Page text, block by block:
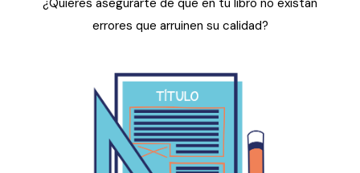
errores que arruinen su calidad?